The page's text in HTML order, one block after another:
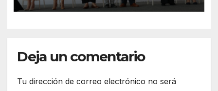
Deja un comentario
Tu dirección de correo electrónico no será